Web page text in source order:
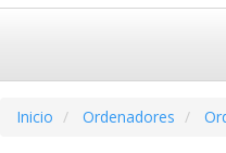
Inicio Ordenadores